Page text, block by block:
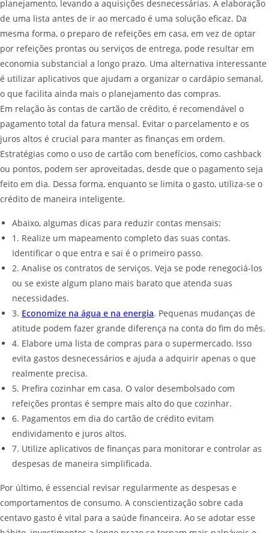
planejamento, levando a aquisições desnecessárias. A elaboração
de uma lista antes de ir ao mercado é uma solução eficaz. Da
mesma forma, o preparo de refeições em casa, em vez de optar
por refeições prontas ou serviços de entrega, pode resultar em
economia substancial a longo prazo. Uma alternativa interessante
é utilizar aplicativos que ajudam a organizar o cardápio semanal,
o que facilita ainda mais o planejamento das compras.
Em relação às contas de cartão de crédito, é recomendável o
pagamento total da fatura mensal. Evitar o parcelamento e os
juros altos é crucial para manter as finanças em ordem.
Estratégias como o uso de cartão com benefícios, como cashback
ou pontos, podem ser aproveitadas, desde que o pagamento seja
feito em dia. Dessa forma, enquanto se limita o gasto, utiliza-se o
crédito de maneira inteligente.
Abaixo, algumas dicas para reduzir contas mensais:
1. Realize um mapeamento completo das suas contas.
Identificar o que entra e sai é o primeiro passo.
2. Analise os contratos de serviços. Veja se pode renegociá-los
ou se existe algum plano mais barato que atenda suas
necessidades.
3. Economize na água e na energia. Pequenas mudanças de
atitude podem fazer grande diferença na conta do fim do mês.
4. Elabore uma lista de compras para o supermercado. Isso
evita gastos desnecessários e ajuda a adquirir apenas o que
realmente precisa.
5. Prefira cozinhar em casa. O valor desembolsado com
refeições prontas é sempre mais alto do que cozinhar.
6. Pagamentos em dia do cartão de crédito evitam
endividamento e juros altos.
7. Utilize aplicativos de finanças para monitorar e controlar as
despesas de maneira simplificada.
Por último, é essencial revisar regularmente as despesas e
comportamentos de consumo. A conscientização sobre cada
centavo gasto é vital para a saúde financeira. Ao se adotar esse